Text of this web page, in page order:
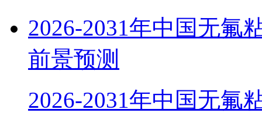
2026-2031年中国无氟
前景预测
2026-2031年中国无氟